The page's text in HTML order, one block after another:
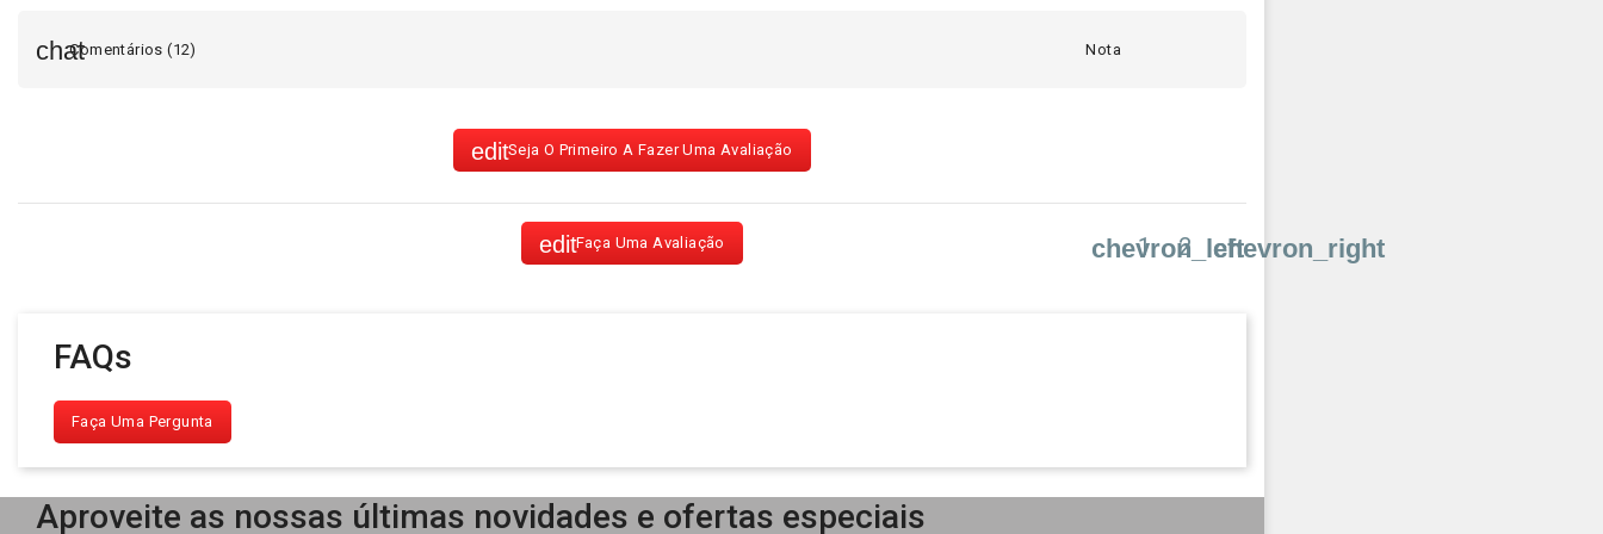
Comentários (12) Nota
Seja O Primeiro A Fazer Uma Avaliação
chevron_left
1 2 chevron_right
Faça Uma Avaliação
FAQs
Faça Uma Pergunta
Aproveite as nossas últimas novidades e ofertas especiais